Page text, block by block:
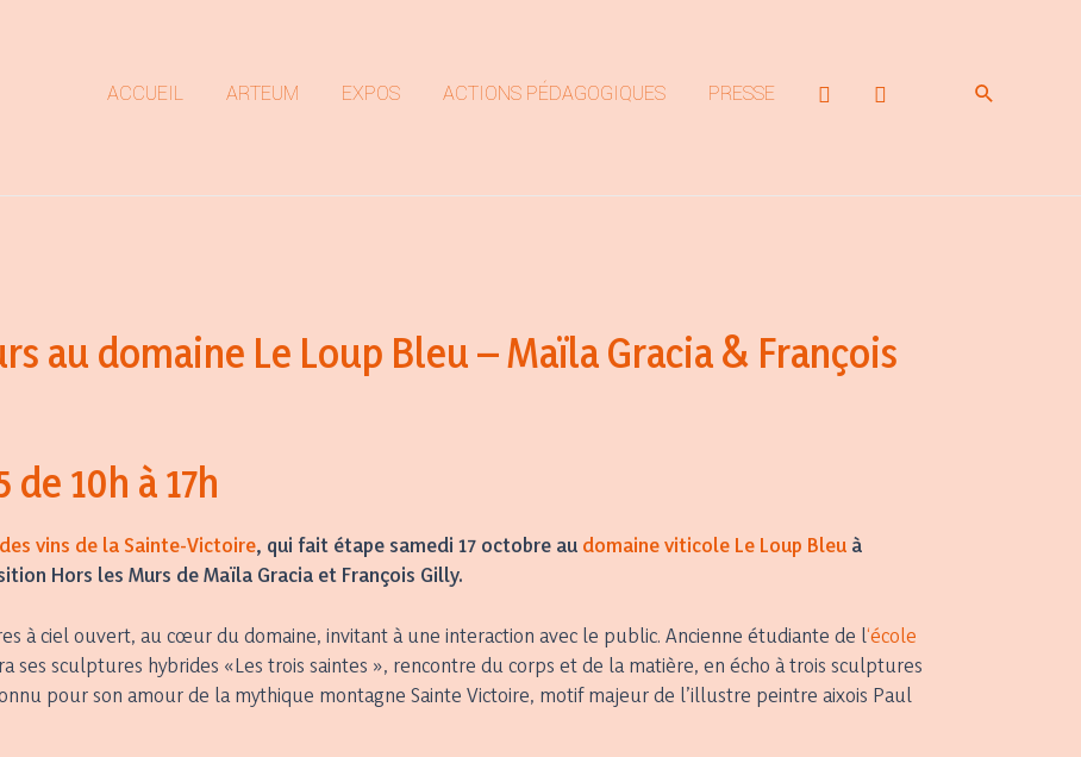
ACCUEIL ARTEUM EXPOS ACTIONS PÉDAGOGIQUES PRESSE Rechercher
au domaine Le Loup Bleu – Maïla Gracia & François
10h à 17h
vins de la Sainte-Victoire, qui fait étape samedi 17 octobre au domaine viticole Le Loup Bleu à
Hors les Murs de Maïla Gracia et François Gilly.
à ciel ouvert, au cœur du domaine, invitant à une interaction avec le public. Ancienne étudiante de l‘école
ses sculptures hybrides «Les trois saintes », rencontre du corps et de la matière, en écho à trois sculptures
pour son amour de la mythique montagne Sainte Victoire, motif majeur de l’illustre peintre aixois Paul